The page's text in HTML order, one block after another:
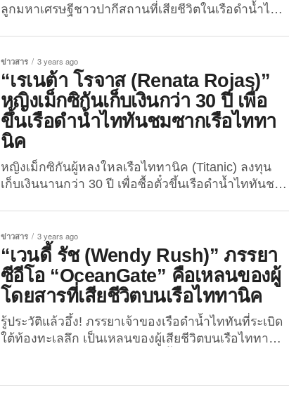
ลูกมหาเศรษฐีชาวปากีสถานที่เสียชีวิตในเรือดำน้ำไท
ทั่วโลกเศร้าเมื่อภารกิจค้นหาผู้รอดชีวิตจากเรือดำน้ำ
ไททันล้มเหลว เพราะ “ไฟฟ์ ไททัน (Five Titan)” ซึ่ง
หมายถึงผู้โดยสารทั้ง 5 คน ได้แก่ “ฮามิช ฮาร์ดิ่ง
(Hamish Harding)”, “สต็อกตัน รัช (Stockton...
ข่าวสาร 3 years ago
“เรเนต้า โรจาส (Renata Rojas)”
หญิงเม็กซิกันเก็บเงินกว่า 30 ปี เพื่อ
ขึ้นเรือดำน้ำไททันชมซากเรือไททา
นิค
หญิงเม็กซิกันผู้หลงใหลเรือไททานิค (Titanic) ลงทุน
เก็บเงินนานกว่า 30 ปี เพื่อซื้อตั๋วขึ้นเรือดำน้ำไททันชม
ที่หลงใหลเกี่ยวกับเรือไททานิคทุกอย่างมานานกว่าครึ่ง
ชีวิต หลังจากได้ชมสารคดีขาวดำเกี่ยวกับเรือไททานิค
ตอนยังเป็นเด็ก ซึ่งจุดประกายให้เธอมีความฝันสูงสุดคือ
“การได้ลงไปชมซากเรือไททานิคด้วยตาตัวเอง” ที่นอน
จมอยู่ก้นมหาสมุทรลึกกว่า 12,500 ฟุต หรือประมาณ
3.81 กิโลเมตร ...
ข่าวสาร 3 years ago
“เวนดี้ รัช (Wendy Rush)” ภรรยา
ซีอีโอ “OceanGate” คือเหลนของผู้
โดยสารที่เสียชีวิตบนเรือไททานิค
รู้ประวัติแล้วอึ้ง! ภรรยาเจ้าของเรือดำน้ำไททันที่ระเบิด
ใต้ท้องทะเลลึก เป็นเหลนของผู้เสียชีวิตบนเรือไททานิค
กว่า 10,000 ฟุต หรือประมาณ 3 กิโลเมตร ก่อนจมสู่ก้น